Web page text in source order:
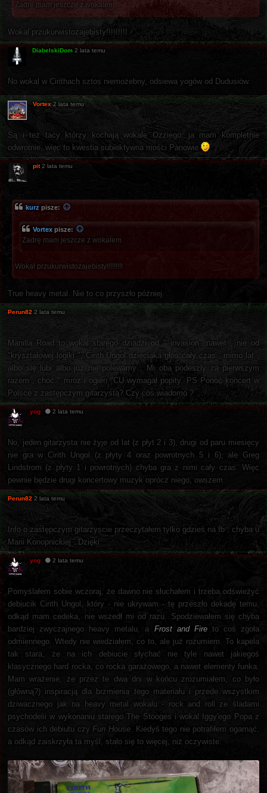
Zadrę mam jeszcze z wokalem
Wokal przukurwistozajebisty!!!!!!!!!
DiabelskiDom 2 lata temu
No wokal w Cirithach sztos niemożebny, odsiewa yogów od Dudusiów.
Vortex 2 lata temu
Są i też tacy którzy kochają wokale Ozziego...ja mam kompletnie
odwrotnie, więc to kwestia subiektywna mości Panowie
pit 2 lata temu
kurz pisze:
Vortex pisze:
Zadrę mam jeszcze z wokalem
Wokal przukurwistozajebisty!!!!!!!!!
True heavy metal. Nie to co przyszło później.
Perun82 2 lata temu
Manilla Road to wokal starego dziadzi od " invasion" nawet , nie od
"kryształowej logiki ", Cirith Ungol dzieciaka głos cały czas , mimo lat ,
albo się lubi albo już nie polewamy . Mi oba podeszly za pierwszym
razem , choć " mroz i ogien "CU wymagał popity. PS Ponoć koncert w
Polsce z zastępczym gitarzystą? Czy cos wiadomo ?
yog 2 lata temu
No, jeden gitarzysta nie żyje od lat (z płyt 2 i 3), drugi od paru miesięcy
nie gra w Cirith Ungol (z płyty 4 oraz powrotnych 5 i 6), ale Greg
Lindstrom (z płyty 1 i powrotnych) chyba gra z nimi cały czas. Więc
pewnie będzie drugi koncertowy muzyk oprócz niego, owszem.
Perun82 2 lata temu
Info o zastępczym gitarzyscie przeczytałem tylko gdzieś na fb , chyba u
Marii Konopnickiej . Dzięki
yog 2 lata temu
Pomyślałem sobie wczoraj, że dawno nie słuchałem i trzeba odświeżyć
debiucik Cirith Ungol, który - nie ukrywam - tę przeszło dekadę temu,
odkąd mam cedeka, nie wszedł mi od razu. Spodziewałem się chyba
bardziej zwyczajnego heavy metalu, a Frost and Fireto coś zgoła
odmiennego. Wtedy nie wiedziałem, co to, ale już rozumiem. To kapela
tak stara, że na ich debiucie słychać nie tyle nawet jakiegoś
klasycznego hard rocka, co rocka garażowego, a nawet elementy funka.
Mam wrażenie, że przez te dwa dni w końcu zrozumiałem, co było
(główną?) inspiracją dla brzmienia tego materiału i przede wszystkim
dziwacznego jak na heavy metal wokalu - rock and roll ze śladami
psychodelii w wykonaniu starego The Stooges i wokal Iggy'ego Popa z
czasów ich debiutu czyFun House. Kiedyś tego nie potrafiłem ogarnąć,
a odkąd zaiskrzyła ta myśl, stało się to więcej, niż oczywiste.